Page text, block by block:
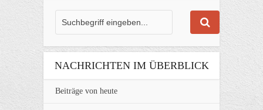
NACHRICHTEN IM ÜBERBLICK
Beiträge von heute